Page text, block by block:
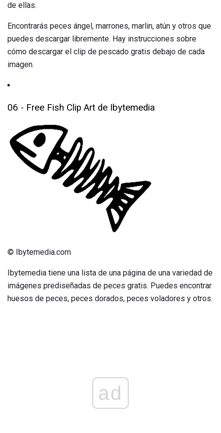
de ellas.
Encontrarás peces ángel, marrones, marlin, atún y otros que
puedes descargar libremente. Hay instrucciones sobre
cómo descargar el clip de pescado gratis debajo de cada
imagen.
06 - Free Fish Clip Art de Ibytemedia
© Ibytemedia.com
Ibytemedia tiene una lista de una página de una variedad de
imágenes prediseñadas de peces gratis. Puedes encontrar
huesos de peces, peces dorados, peces voladores y otros.
ad